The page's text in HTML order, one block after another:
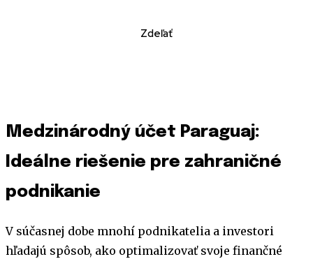
Zdeľať
Medzinárodný účet Paraguaj:
Ideálne riešenie pre zahraničné
podnikanie
V súčasnej dobe mnohí podnikatelia a investori
hľadajú spôsob, ako optimalizovať svoje finančné